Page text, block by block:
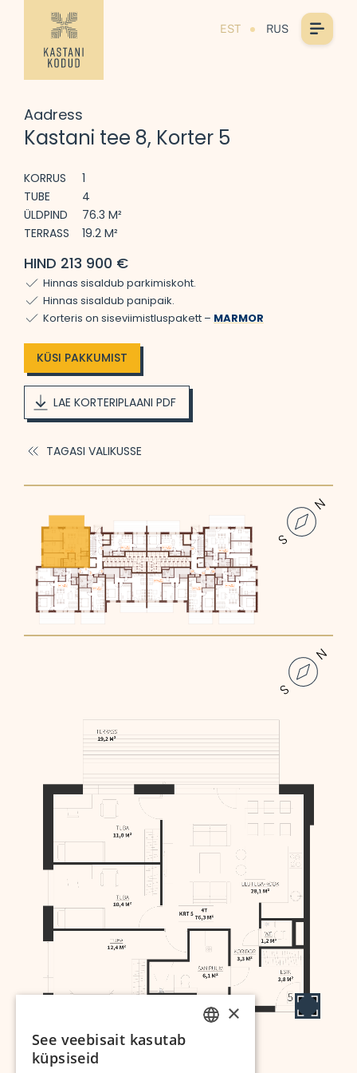
EST RUS
Aadress
Kastani tee 8, Korter 5
KORRUS
1
TUBE
4
ÜLDPIND
76.3 M²
TERRASS
19.2 M²
HIND 213 900 €
Hinnas sisaldub parkimiskoht.
Hinnas sisaldub panipaik.
Korteris on siseviimistluspakett – MARMOR
KÜSI PAKKUMIST
LAE KORTERIPLAANI PDF
TAGASI VALIKUSSE
×
See veebisait kasutab
küpsiseid